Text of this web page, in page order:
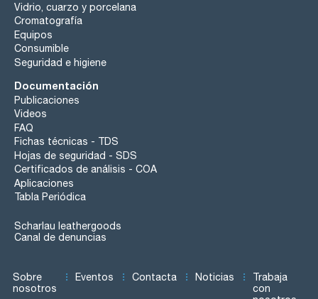
Vidrio, cuarzo y porcelana
Cromatografía
Equipos
Consumible
Seguridad e higiene
Documentación
Publicaciones
Videos
FAQ
Fichas técnicas - TDS
Hojas de seguridad - SDS
Certificados de análisis - COA
Aplicaciones
Tabla Periódica
Scharlau leathergoods
Canal de denuncias
Sobre
nosotros
Eventos Contacta Noticias
Trabaja
con